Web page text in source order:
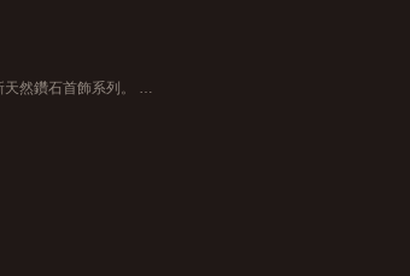
MADIA致力把珠寶成為您配戴在身上的藝術品，誠邀您蒞臨「皇室美鑽展」鑒賞最新天然鑽石首飾系列。 又一城皇室美鑽展 日期： 2019年8月21日至25日 時間： 上午11時半至下午9時 地點： 九龍塘又一城UG層(鄰近溜冰場)